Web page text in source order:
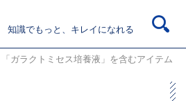
知識でもっと、キレイになれる
「ガラクトミセス培養液」を含むアイテム